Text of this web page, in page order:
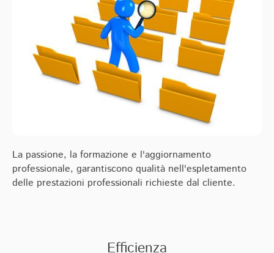
La passione, la formazione e l'aggiornamento
professionale, garantiscono qualità nell'espletamento
delle prestazioni professionali richieste dal cliente.
Efficienza